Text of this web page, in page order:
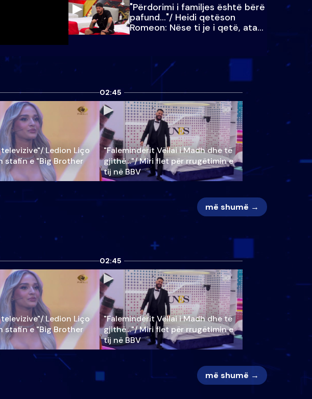
"Përdorimi i familjes është bërë
pafund…"/ Heidi qetëson
Romeon: Nëse ti je i qetë, ata
qetësohen
Ledion Liço
stafin e "Big Brother
02:45
"Faleminderit Vëllai i Madh dhe të
gjithë…"/ Miri flet për rrugëtimin e
tij në BBV
më shumë →
Ledion Liço
stafin e "Big Brother
02:45
"Faleminderit Vëllai i Madh dhe të
gjithë…"/ Miri flet për rrugëtimin e
tij në BBV
më shumë →